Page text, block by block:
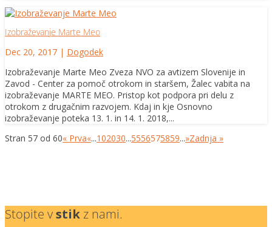
Izobraževanje Marte Meo
Dec 20, 2017 | Dogodek
Izobraževanje Marte Meo Zveza NVO za avtizem Slovenije in
Zavod - Center za pomoč otrokom in staršem, Žalec vabita na
izobraževanje MARTE MEO. Pristop kot podpora pri delu z
otrokom z drugačnim razvojem. Kdaj in kje Osnovno
izobraževanje poteka 13. 1. in 14. 1. 2018,...
Stran 57 od 60« Prva«...102030...5556575859...»Zadnja »
Stopite vstikz nami.